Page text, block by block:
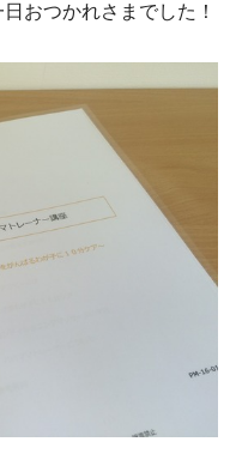
おつかれさまでした！